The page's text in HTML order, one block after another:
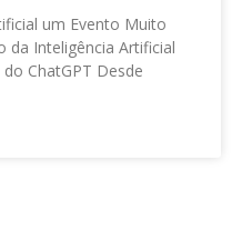
um Evento Muito
da Inteligência Artificial
ChatGPT Desde